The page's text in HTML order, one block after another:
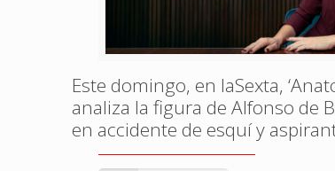
Este domingo, en laSexta,
analiza la figura de Alfonso de
en accidente de esquí y